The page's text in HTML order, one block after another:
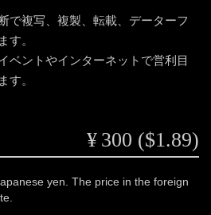
で複写、複製、転載、データーフ
す。
ベントやインターネットで営利目
す。
¥300 ($1.89)
yen. The price in the foreign